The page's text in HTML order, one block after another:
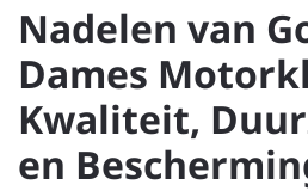
Nadelen van
Dames
Kwaliteit,
en